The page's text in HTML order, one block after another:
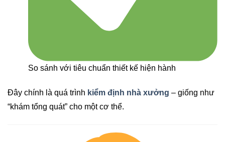
So sánh với tiêu chuẩn thiết kế hiện hành
Đây chính là quá trình kiểm định nhà xưởng – giống như
“khám tổng quát” cho một cơ thể.